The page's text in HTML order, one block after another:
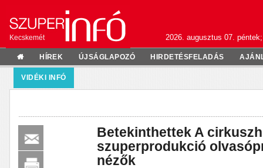
Kecskemét 2026. augusztus 07.
HÍREK ÚJSÁGLAPOZÓ HIRDETÉSFELADÁS
VIDÉKI INFÓ
Betekinthettek A
szuperprodukció
nézők